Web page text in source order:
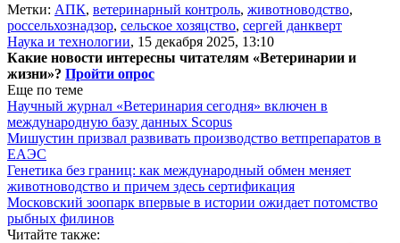
Метки: АПК, ветеринарный контроль, животноводство,
россельхознадзор, сельское хозяцство, сергей данкверт
Наука и технологии, 15 декабря 2025, 13:10
Какие новости интересны читателям «Ветеринарии и
жизни»? Пройти опрос
Еще по теме
Научный журнал «Ветеринария сегодня» включен в
международную базу данных Scopus
Мишустин призвал развивать производство ветпрепаратов в
ЕАЭС
Генетика без границ: как международный обмен меняет
животноводство и причем здесь сертификация
Московский зоопарк впервые в истории ожидает потомство
рыбных филинов
Читайте также: